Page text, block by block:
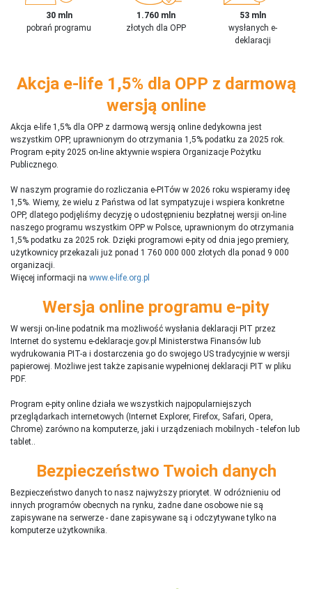
30 mln
pobrań programu
1.760 mln
złotych dla OPP
53 mln
wysłanych e-
deklaracji
Akcja e-life 1,5% dla OPP z darmową
wersją online
Akcja e-life 1,5% dla OPP z darmową wersją online dedykowna jest
wszystkim OPP, uprawnionym do otrzymania 1,5% podatku za 2025 rok.
Program e-pity 2025 on-line aktywnie wspiera Organizacje Pożytku
Publicznego.
W naszym programie do rozliczania e-PITów w 2026 roku wspieramy ideę
1,5%. Wiemy, że wielu z Państwa od lat sympatyzuje i wspiera konkretne
OPP, dlatego podjęliśmy decyzję o udostępnieniu bezpłatnej wersji on-line
naszego programu wszystkim OPP w Polsce, uprawnionym do otrzymania
1,5% podatku za 2025 rok. Dzięki programowi e-pity od dnia jego premiery,
użytkownicy przekazali już ponad 1 760 000 000 złotych dla ponad 9 000
organizacji.
Więcej informacji na www.e-life.org.pl
Wersja online programu e-pity
W wersji on-line podatnik ma możliwość wysłania deklaracji PIT przez
Internet do systemu e-deklaracje.gov.pl Ministerstwa Finansów lub
wydrukowania PIT-a i dostarczenia go do swojego US tradycyjnie w wersji
papierowej. Możliwe jest także zapisanie wypełnionej deklaracji PIT w pliku
PDF.
Program e-pity online działa we wszystkich najpopularniejszych
przeglądarkach internetowych (Internet Explorer, Firefox, Safari, Opera,
Chrome) zarówno na komputerze, jaki i urządzeniach mobilnych - telefon lub
tablet..
Bezpieczeństwo Twoich danych
Bezpieczeństwo danych to nasz najwyższy priorytet. W odróżnieniu od
innych programów obecnych na rynku, żadne dane osobowe nie są
zapisywane na serwerze - dane zapisywane są i odczytywane tylko na
komputerze użytkownika.